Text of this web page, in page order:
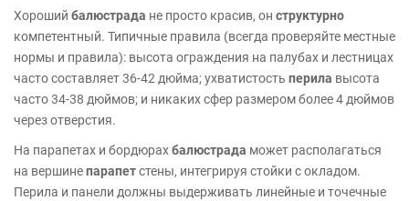
Хороший балюстрада не просто красив, он структурно
компетентный. Типичные правила (всегда проверяйте местные
нормы и правила): высота ограждения на палубах и лестницах
часто составляет 36-42 дюйма; ухватистость перила высота
часто 34-38 дюймов; и никаких сфер размером более 4 дюймов
через отверстия.
На парапетах и бордюрахбалюстрада может располагаться
на вершинепарапетстены, интегрируя стойки с окладом.
Перила и панели должны выдерживать линейные и точечные